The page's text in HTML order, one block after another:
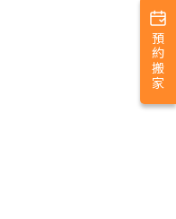
預約搬家